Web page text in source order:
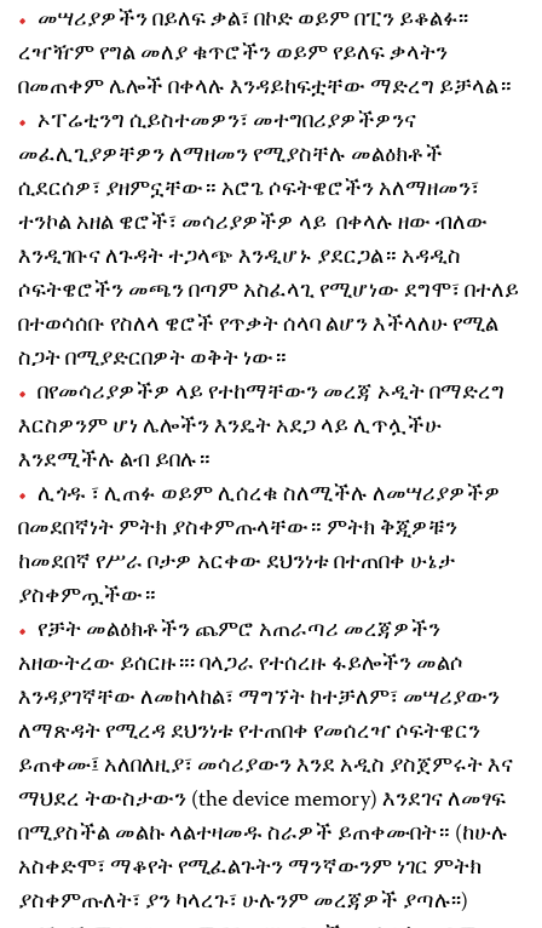
መሣሪያዎችን በይለፍ ቃል፣ በኮድ ወይም በፒን ይቆልፉ፡፡
ረዣዥም የግል መለያ ቁጥሮችን ወይም የይለፍ ቃላትን
በመጠቀም ሌሎች በቀላሉ እንዳይከፍቷቸው ማድረግ ይቻላል።
ኦፐሬቲንግ ሲይስተመዎን፣ መተግበሪያዎችዎንና
መፈሊጊያዎቸዎን ለማዘመን የሚያስቸሉ መልዕክቶች
ሲደርሰዎ፣ ያዘምኗቸው። አሮጌ ሶፍትዌሮችን አለማዘመን፣
ተንኮል አዘል ዌሮች፣ መሳሪያዎችዎ ላይ በቀላሉ ዘው ብለው
እንዲገቡና ለጉዳት ተጋላጭ እንዲሆኑ ያደርጋል። አዳዲስ
ሶፍትዌሮችን መጫን በጣም አስፈላጊ የሚሆነው ደግሞ፣ በተለይ
በተወሳሰቡ የስለላ ዌሮች የጥቃት ሰላባ ልሆን እችላለሁ የሚል
ስጋት በሚያድርበዎት ወቅት ነው።
በየመሳሪያዎችዎ ላይ የተከማቸውን መረጃ ኦዲት በማድረግ
እርስዎንም ሆነ ሌሎችን እንዴት አደጋ ላይ ሊጥሏችሁ
እንደሚችሉ ልብ ይበሉ።
ሊጎዱ ፣ ሊጠፉ ወይም ሊሰረቁ ስለሚችሉ ለመሣሪያዎችዎ
በመደበኛነት ምትክ ያስቀምጡላቸው። ምትክ ቅጂዎቹን
ከመደበኛ የሥራ ቦታዎ አርቀው ደህንነቱ በተጠበቀ ሁኔታ
ያስቀምጧችው።
የቻት መልዕክቶችን ጨምሮ አጠራጣሪ መረጃዎችን
አዘውትረው ይሰርዙ።፡ ባላጋራ የተሰረዙ ፋይሎችን መልሶ
እንዳያገኛቸው ለመከላከል፣ ማግኘት ከተቻለም፣ መሣሪያውን
ለማጽዳት የሚረዳ ደህንነቱ የተጠበቀ የመሰረዣ ሶፍትዌርን
ይጠቀሙ፤ አለበለዚያ፣ መሳሪያውን እንደ አዲስ ያስጀምሩት እና
ማህደረ ትውስታውን (the device memory) እንደገና ለመፃፍ
በሚያስችል መልኩ ላልተዛመዱ ስራዎች ይጠቀሙበት። (ከሁሉ
አስቀድሞ፣ ማቆየት የሚፈልጉትን ማንኛውንም ነገር ምትክ
ያስቀምጡለት፣ ያን ካላረጉ፣ ሁሉንም መረጃዎች ያጣሉ፡፡)